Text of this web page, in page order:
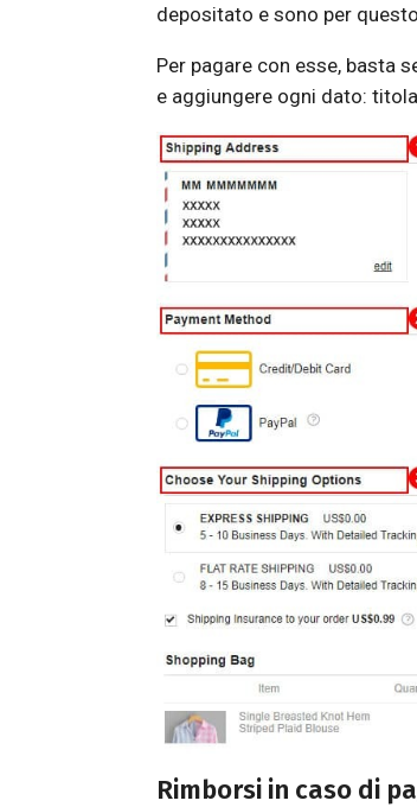
depositato e sono per
Per pagare con esse, basta
e aggiungere ogni dato:
Rimborsi in caso di